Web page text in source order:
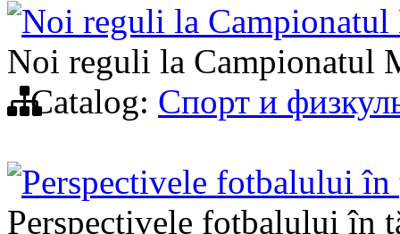
Noi reguli la
Noi reguli la Campionatul
Catalog: Спорт и
Perspectivele fotbalului
Perspectivele fotbalului în